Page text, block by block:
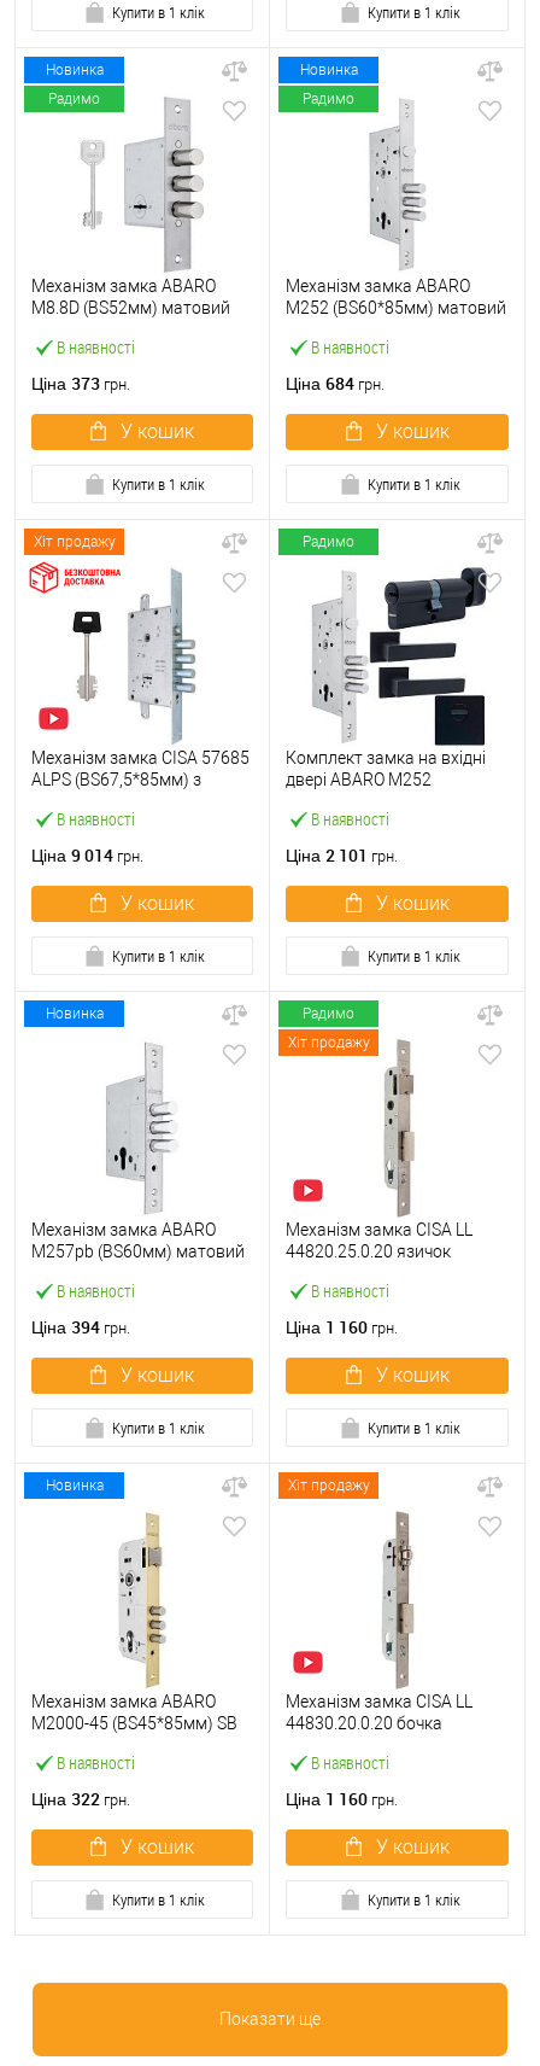
Купити в 1 клік Купити в 1 клік
Новинка
Радимо
В наявності
Механізм замка ABARO
M8.8D (BS52мм) матовий
Ціна 373 грн.
У кошик
Купити в 1 клік
Новинка
Радимо
В наявності
Механізм замка ABARO
M252 (BS60*85мм) матовий
Ціна 684 грн.
У кошик
Купити в 1 клік
Хіт продажу
В наявності
Механізм замка CISA 57685
ALPS (BS67,5*85мм) з
матовий
Ціна 9 014 грн.
У кошик
Купити в 1 клік
Радимо
В наявності
Комплект замка на вхідні
двері ABARO M252
ручками, протектором
Ціна 2 101 грн.
У кошик
Купити в 1 клік
Новинка
В наявності
Механізм замка ABARO
M257pb (BS60мм) матовий
планки
Ціна 394 грн.
У кошик
Купити в 1 клік
Радимо
Хіт продажу
В наявності
Механізм замка CISA LL
44820.25.0.20 язичок
нержавіюча сталь
Ціна 1 160 грн.
У кошик
Купити в 1 клік
Новинка
В наявності
Механізм замка ABARO
M2000-45 (BS45*85мм) SB
Ціна 322 грн.
У кошик
Купити в 1 клік
Хіт продажу
В наявності
Механізм замка CISA LL
44830.20.0.20 бочка
нержавіюча сталь
Ціна 1 160 грн.
У кошик
Купити в 1 клік
Показати ще